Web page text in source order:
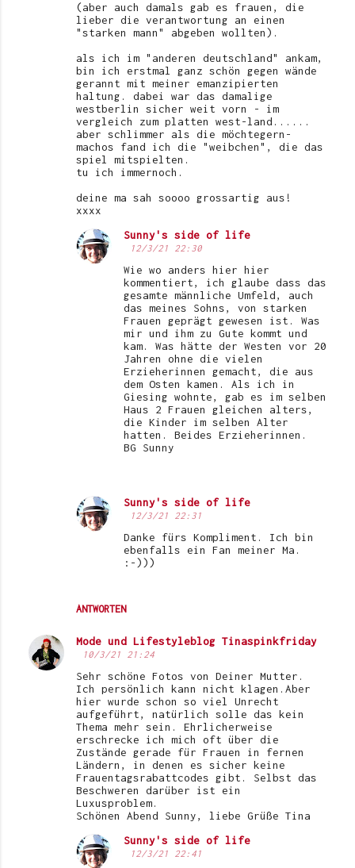
(aber auch damals gab es frauen, die
lieber die verantwortung an einen
"starken mann" abgeben wollten).
als ich im "anderen deutschland" ankam,
bin ich erstmal ganz schön gegen wände
gerannt mit meiner emanzipierten
haltung. dabei war das damalige
westberlin sicher weit vorn - im
vergleich zum platten west-land......
aber schlimmer als die möchtegern-
machos fand ich die "weibchen", die das
spiel mitspielten.
tu ich immernoch.
deine ma sah soooo grossartig aus!
xxxx
ANTWORTEN
Sunny's side of life
12/3/21 22:30
Wie wo anders hier hier
kommentiert, ich glaube dass das
gesamte männliche Umfeld, auch
das meines Sohns, von starken
Frauen geprägt gewesen ist. Was
mir und ihm zu Gute kommt und
kam. Was hätte der Westen vor 20
Jahren ohne die vielen
Erzieherinnen gemacht, die aus
dem Osten kamen. Als ich in
Giesing wohnte, gab es im selben
Haus 2 Frauen gleichen alters,
die Kinder im selben Alter
hatten. Beides Erzieherinnen.
BG Sunny
Sunny's side of life
12/3/21 22:31
Danke fürs Kompliment. Ich bin
ebenfalls ein Fan meiner Ma.
:-)))
Mode und Lifestyleblog Tinaspinkfriday
10/3/21 21:24
Sehr schöne Fotos von Deiner Mutter.
Ich persönlich kann nicht klagen.Aber
hier wurde schon so viel Unrecht
aufgeführt, natürlich solle das kein
Thema mehr sein. Ehrlicherweise
erschrecke ich mich oft über die
Zustände gerade für Frauen in fernen
Ländern, in denen es sicher keine
Frauentagsrabattcodes gibt. Selbst das
Beschweren darüber ist ein
Luxusproblem.
Schönen Abend Sunny, liebe Grüße Tina
Sunny's side of life
12/3/21 22:41